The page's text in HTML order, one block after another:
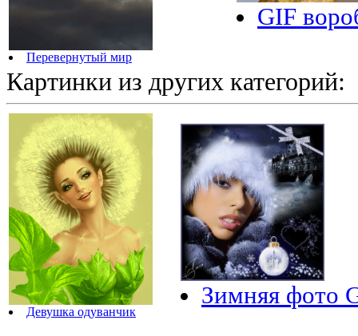
Перевернутый мир
GIF
Картинки из других категорий:
Девушка одуванчик
Зимняя фото